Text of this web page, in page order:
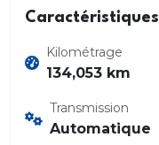
Caractéristiques
Kilométrage
134,053 km
Transmission
Automatique